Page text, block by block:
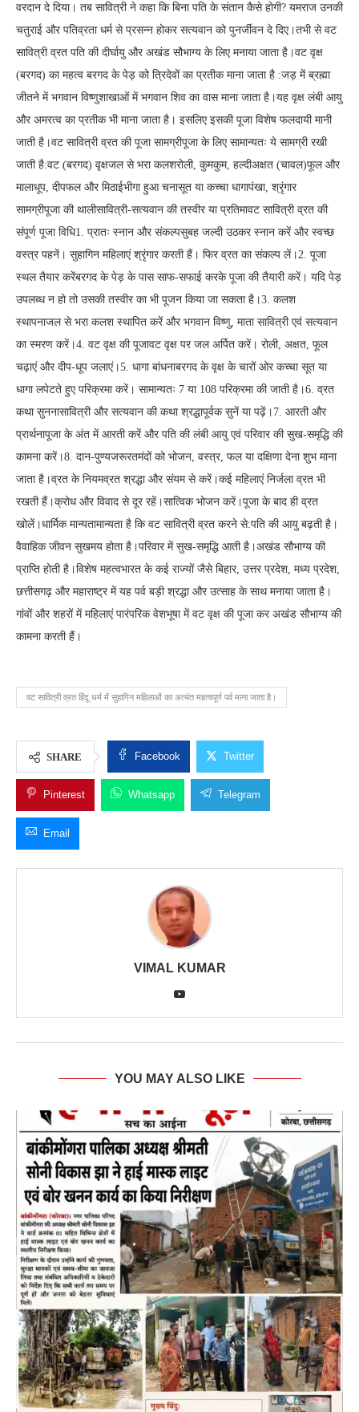
वरदान दे दिया। तब सावित्री ने कहा कि बिना पति के संतान कैसे होगी? यमराज उनकी
चतुराई और पतिव्रता धर्म से प्रसन्न होकर सत्यवान को पुनर्जीवन दे दिए।तभी से वट
सावित्री व्रत पति की दीर्घायु और अखंड सौभाग्य के लिए मनाया जाता है।वट वृक्ष
(बरगद) का महत्व बरगद के पेड़ को त्रिदेवों का प्रतीक माना जाता है :जड़ में ब्रह्मा
जीतने में भगवान विष्णुशाखाओं में भगवान शिव का वास माना जाता है।यह वृक्ष लंबी आयु
और अमरत्व का प्रतीक भी माना जाता है। इसलिए इसकी पूजा विशेष फलदायी मानी
जाती है।वट सावित्री व्रत की पूजा सामग्रीपूजा के लिए सामान्यतः ये सामग्री रखी
जाती है:वट (बरगद) वृक्षजल से भरा कलशरोली, कुमकुम, हल्दीअक्षत (चावल)फूल और
मालाधूप, दीपफल और मिठाईभीगा हुआ चनासूत या कच्चा धागापंखा, श्रृंगार
सामग्रीपूजा की थालीसावित्री-सत्यवान की तस्वीर या प्रतिमावट सावित्री व्रत की
संपूर्ण पूजा विधि1. प्रातः स्नान और संकल्पसुबह जल्दी उठकर स्नान करें और स्वच्छ
वस्त्र पहनें। सुहागिन महिलाएं श्रृंगार करती हैं। फिर व्रत का संकल्प लें।2. पूजा
स्थल तैयार करेंबरगद के पेड़ के पास साफ-सफाई करके पूजा की तैयारी करें। यदि पेड़
उपलब्ध न हो तो उसकी तस्वीर का भी पूजन किया जा सकता है।3. कलश
स्थापनाजल से भरा कलश स्थापित करें और भगवान विष्णु, माता सावित्री एवं सत्यवान
का स्मरण करें।4. वट वृक्ष की पूजावट वृक्ष पर जल अर्पित करें। रोली, अक्षत, फूल
चढ़ाएं और दीप-धूप जलाएं।5. धागा बांधनाबरगद के वृक्ष के चारों ओर कच्चा सूत या
धागा लपेटते हुए परिक्रमा करें। सामान्यतः 7 या 108 परिक्रमा की जाती है।6. व्रत
कथा सुननासावित्री और सत्यवान की कथा श्रद्धापूर्वक सुनें या पढ़ें।7. आरती और
प्रार्थनापूजा के अंत में आरती करें और पति की लंबी आयु एवं परिवार की सुख-समृद्धि की
कामना करें।8. दान-पुण्यजरूरतमंदों को भोजन, वस्त्र, फल या दक्षिणा देना शुभ माना
जाता है।व्रत के नियमव्रत श्रद्धा और संयम से करें।कई महिलाएं निर्जला व्रत भी
रखती हैं।क्रोध और विवाद से दूर रहें।सात्विक भोजन करें।पूजा के बाद ही व्रत
खोलें।धार्मिक मान्यतामान्यता है कि वट सावित्री व्रत करने से:पति की आयु बढ़ती है।
वैवाहिक जीवन सुखमय होता है।परिवार में सुख-समृद्धि आती है।अखंड सौभाग्य की
प्राप्ति होती है।विशेष महत्वभारत के कई राज्यों जैसे बिहार, उत्तर प्रदेश, मध्य प्रदेश,
छत्तीसगढ़ और महाराष्ट्र में यह पर्व बड़ी श्रद्धा और उत्साह के साथ मनाया जाता है।
गांवों और शहरों में महिलाएं पारंपरिक वेशभूषा में वट वृक्ष की पूजा कर अखंड सौभाग्य की
कामना करती हैं।
वट सावित्री व्रत हिंदू धर्म में सुहागिन महिलाओं का अत्यंत महत्वपूर्ण पर्व माना जाता है।
SHARE Facebook Twitter
Pinterest Whatsapp Telegram
Email
VIMAL KUMAR
YOU MAY ALSO LIKE